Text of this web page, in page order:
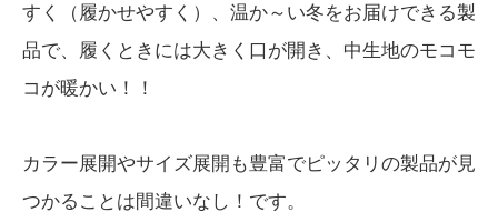
すく（履かせやすく）、温か～い冬をお届けできる製
品で、履くときには大きく口が開き、中生地のモコモ
コが暖かい！！
カラー展開やサイズ展開も豊富でピッタリの製品が見
つかることは間違いなし！です。